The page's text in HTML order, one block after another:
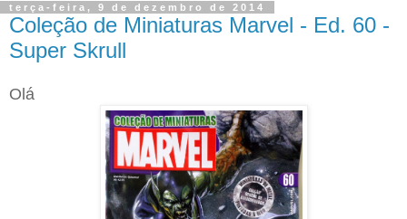
terça-feira, 9 de dezembro de 2014
Coleção de Miniaturas Marvel - Ed. 60 -
Super Skrull
Olá